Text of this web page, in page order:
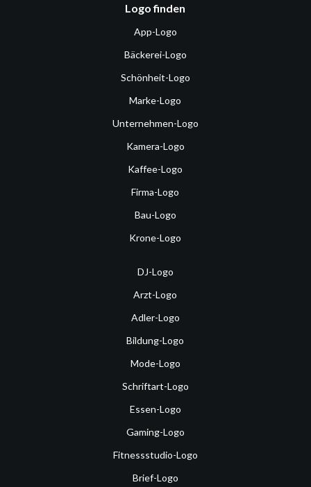
Logo finden
App-Logo
Bäckerei-Logo
Schönheit-Logo
Marke-Logo
Unternehmen-Logo
Kamera-Logo
Kaffee-Logo
Firma-Logo
Bau-Logo
Krone-Logo
DJ-Logo
Arzt-Logo
Adler-Logo
Bildung-Logo
Mode-Logo
Schriftart-Logo
Essen-Logo
Gaming-Logo
Fitnessstudio-Logo
Brief-Logo